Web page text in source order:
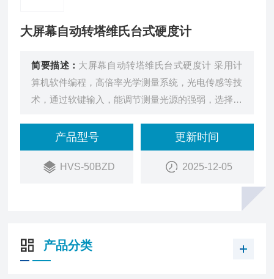
大屏幕自动转塔维氏台式硬度计
简要描述： 大屏幕自动转塔维氏台式硬度计 采用计
算机软件编程，高倍率光学测量系统，光电传感等技
术，通过软键输入，能调节测量光源的强弱，选择测
在LCD大屏幕显示屏上能显示试验方法、试验力，测
量压痕长度、硬度值、试验力保持时间，测量次数，
并能键入年、月、日期，试验结果和数据处理等，通
产品型号
HVS-50BZD
更新时间
2025-12-05
产品分类